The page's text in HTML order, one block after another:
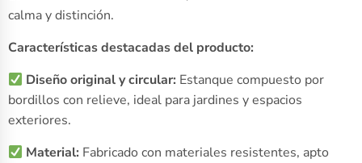
calma y distinción.
Características destacadas del producto:
Diseño original y circular: Estanque compuesto por
bordillos con relieve, ideal para jardines y espacios
exteriores.
Material: Fabricado con materiales resistentes, apto